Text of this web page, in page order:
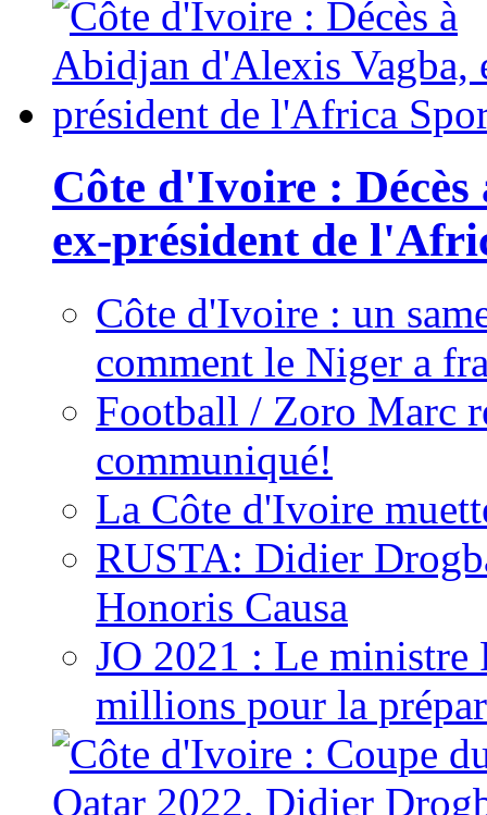
Côte d'Ivoire :
ex-président de
Côte d'Ivoire : un
comment le Niger a
Football / Zoro Marc
communiqué!
La Côte d'Ivoire
RUSTA: Didier
Honoris Causa
JO 2021 : Le ministre
millions pour la